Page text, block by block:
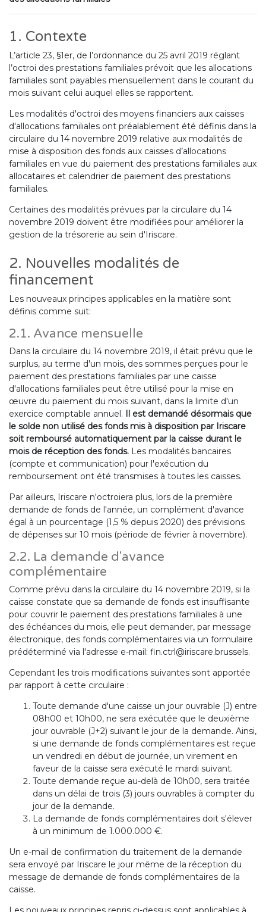
1. Contexte
L’article 23, §1er, de l’ordonnance du 25 avril 2019 réglant
l’octroi des prestations familiales prévoit que les allocations
familiales sont payables mensuellement dans le courant du
mois suivant celui auquel elles se rapportent.
Les modalités d'octroi des moyens financiers aux caisses
d'allocations familiales ont préalablement été définis dans la
circulaire du 14 novembre 2019 relative aux modalités de
mise à disposition des fonds aux caisses d’allocations
familiales en vue du paiement des prestations familiales aux
allocataires et calendrier de paiement des prestations
familiales.
Certaines des modalités prévues par la circulaire du 14
novembre 2019 doivent être modifiées pour améliorer la
gestion de la trésorerie au sein d'Iriscare.
2. Nouvelles modalités de
financement
Les nouveaux principes applicables en la matière sont
définis comme suit:
2.1. Avance mensuelle
Dans la circulaire du 14 novembre 2019, il était prévu que le
surplus, au terme d'un mois, des sommes perçues pour le
paiement des prestations familiales par une caisse
d'allocations familiales peut être utilisé pour la mise en
œuvre du paiement du mois suivant, dans la limite d'un
exercice comptable annuel. Il est demandé désormais que
le solde non utilisé des fonds mis à disposition par Iriscare
soit remboursé automatiquement par la caisse durant le
mois de réception des fonds. Les modalités bancaires
(compte et communication) pour l'exécution du
remboursement ont été transmises à toutes les caisses.
Par ailleurs, Iriscare n'octroiera plus, lors de la première
demande de fonds de l'année, un complément d'avance
égal à un pourcentage (1,5 % depuis 2020) des prévisions
de dépenses sur 10 mois (période de février à novembre).
2.2. La demande d'avance
complémentaire
Comme prévu dans la circulaire du 14 novembre 2019, si la
caisse constate que sa demande de fonds est insuffisante
pour couvrir le paiement des prestations familiales à une
des échéances du mois, elle peut demander, par message
électronique, des fonds complémentaires via un formulaire
prédéterminé via l'adresse e-mail: fin.ctrl@iriscare.brussels.
Cependant les trois modifications suivantes sont apportée
par rapport à cette circulaire :
Toute demande d'une caisse un jour ouvrable (J) entre
08h00 et 10h00, ne sera exécutée que le deuxième
jour ouvrable (J+2) suivant le jour de la demande. Ainsi,
si une demande de fonds complémentaires est reçue
un vendredi en début de journée, un virement en
faveur de la caisse sera exécuté le mardi suivant.
Toute demande reçue au-delà de 10h00, sera traitée
dans un délai de trois (3) jours ouvrables à compter du
jour de la demande.
La demande de fonds complémentaires doit s'élever
à un minimum de 1.000.000 €.
Un e-mail de confirmation du traitement de la demande
sera envoyé par Iriscare le jour même de la réception du
message de demande de fonds complémentaires de la
caisse.